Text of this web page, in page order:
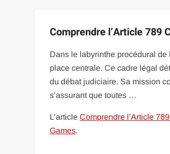
Comprendre l’Article 789
Dans le labyrinthe procédural
place centrale. Ce cadre légal
du débat judiciaire. Sa mission
s’assurant que toutes …
L’articleComprendre l’Article
Games.